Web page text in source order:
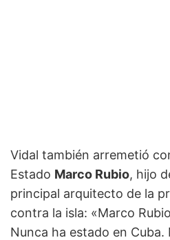
Vidal también arremetió
Estado Marco Rubio, hijo
principal arquitecto de la
contra la isla: «Marco
Nunca ha estado en Cuba.